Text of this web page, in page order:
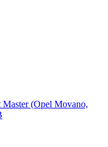
Master (Opel Movano,